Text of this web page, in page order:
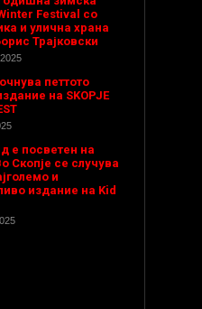
Festival со
и улична храна
Трајковски
петтото
на SKOPJE
е посветен на
Скопје се случува
и
издание на Kid